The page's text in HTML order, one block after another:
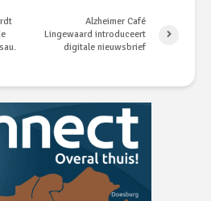
Alzheimer Café
Lingewaard introduceert
digitale nieuwsbrief